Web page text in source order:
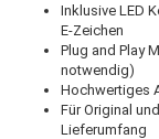
Inklusive LED
E-Zeichen
Plug and Play
notwendig)
Hochwertiges
Für Original
Lieferumfang